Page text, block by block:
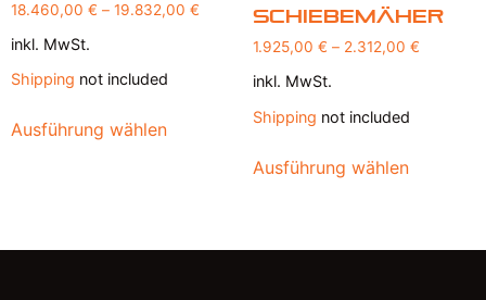
18.460,00 € – 19.832,00 €
inkl. MwSt.
Shipping not included
Ausführung wählen
Schiebemäher
1.925,00 € – 2.312,00 €
inkl. MwSt.
Shipping not included
Ausführung wählen